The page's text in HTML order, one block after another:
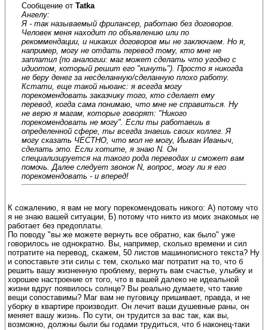
Сообщение от Tatka
Ангелу:
Я - так называемый фрилансер, работаю без договоров.
Человек меня находит по объявлению или по
рекоммендации, и никаких договоров мы не заключаем. Но я,
например, могу не отдать перевод тому, кто мне не
заплатил (по аналогии: маг может сделать что угодно с
идиотом, который решит его "кинуть"). Просто я никогда
не беру денег за несделанную/сделанную плохо работу.
Кстати, еще такой ньюанс: я всегда могу
порекомендовать заказчику того, кто сделает ему
перевод, когда сама понимаю, что мне не справиться. Ну
не верю я магам, которые говорят: "Никого
порекомендовать не могу". Если ты работаешь в
определенной сфере, ты всегда знаешь своих коллег. Я
могу сказать ЧЕСТНО, что мол не могу, Иыван Иваныч,
сделать это. Если хотите, я знаю N. Он
специализируется на такого рода переводах и сможет вам
помочь. Далее следует звонок N, вопрос, могу ли я его
порекомендовать - и вперед!
К сожалению, я вам не могу порекомендовать никого: А) потому что
я не знаю вашей ситуации, Б) потому что никто из моих знакомых не
работает без предоплаты.
По поводу "вы же можете вернуть все обратно, как было" уже
говорилось не однократно. Вы, например, сколько времени и сил
потратите на перевод, скажем, 50 листов машинописного текста? Ну
и сопоставьте эти силы с тем, сколько маг потратит на то, что б
решить вашу жизненную проблему, вернуть вам счастье, улыбку и
хорошее настроение от того, что в вашей далеко не идеальной
жизни вдруг появилось солнце? Вы реально думаете, что такие
вещи сопоставимы? Маг вам не пуговицу пришивает, правда, и не
уборку в квартире производит. Он лечит ваши душевные раны, он
меняет вашу жизнь. По сути, он трудится за вас так, как вы,
возможно, должны были бы годами трудиться, что б наконец-таки